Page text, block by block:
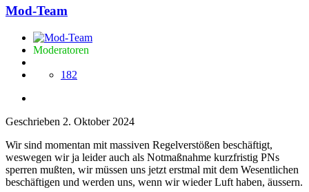
Mod-Team
Moderatoren
182
Geschrieben 2. Oktober 2024
Wir sind momentan mit massiven Regelverstößen beschäftigt,
weswegen wir ja leider auch als Notmaßnahme kurzfristig PNs
sperren mußten, wir müssen uns jetzt erstmal mit dem Wesentlichen
beschäftigen und werden uns, wenn wir wieder Luft haben, äussern.